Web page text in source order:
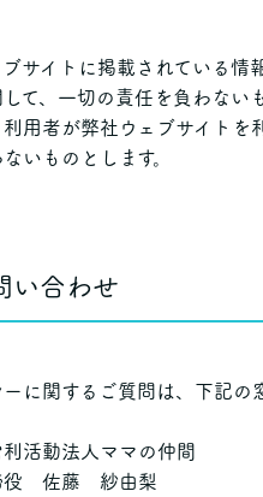
サイトに掲載されている情
て、一切の責任を負わない
用者が弊社ウェブサイトを
いものとします。
い合わせ
に関するご質問は、下記の
活動法人ママの仲間
役 佐藤 紗由梨